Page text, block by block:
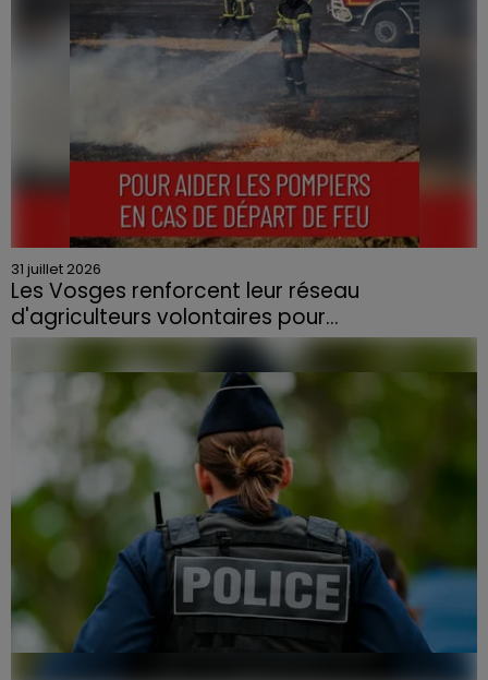
31 juillet 2026
Les Vosges renforcent leur réseau
d'agriculteurs volontaires pour...
Face à la sécheresse et aux risques de départs de feu,
la Chambre d'agriculture des Vosges a lancé un appel
aux agriculteurs volontaires pour venir en aide...